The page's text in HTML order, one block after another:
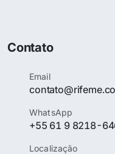
Contato
Email
WhatsApp
+55 61 9 8218-
Localização